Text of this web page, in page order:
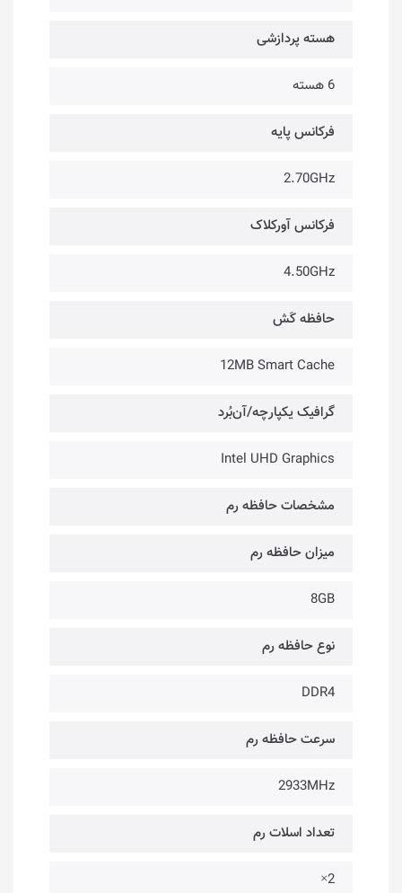
هسته پردازشی
6 هسته
فرکانس پایه
2.70GHz
فرکانس آورکلاک
4.50GHz
حافظه کَش
12MB Smart Cache
گرافیک یکپارچه/آن‌بُرد
Intel UHD Graphics
مشخصات حافظه رم
میزان حافظه رم
8GB
نوع حافظه رم
DDR4
سرعت حافظه رم
2933MHz
تعداد اسلات رم
2×